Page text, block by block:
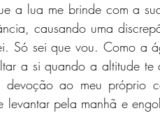
a lua me brinde com a
causando uma
Só sei que vou. Como a
a si quando a altitude te
ao meu próprio
pela manhã e